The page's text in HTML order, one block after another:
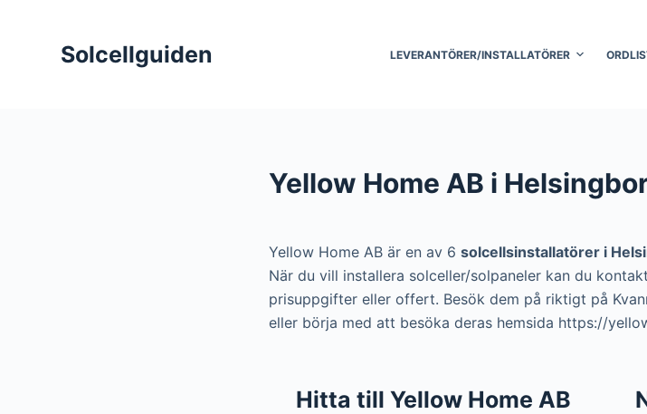
Solcellguiden LEVERANTÖRER/INSTALLATÖRER
Yellow Home AB i
Yellow Home AB är en av 6 solcellsinstallatörer i
När du vill installera solceller/solpaneler kan du
prisuppgifter eller offert. Besök dem på riktigt på
eller börja med att besöka deras hemsida https://
Hitta till Yellow Home AB